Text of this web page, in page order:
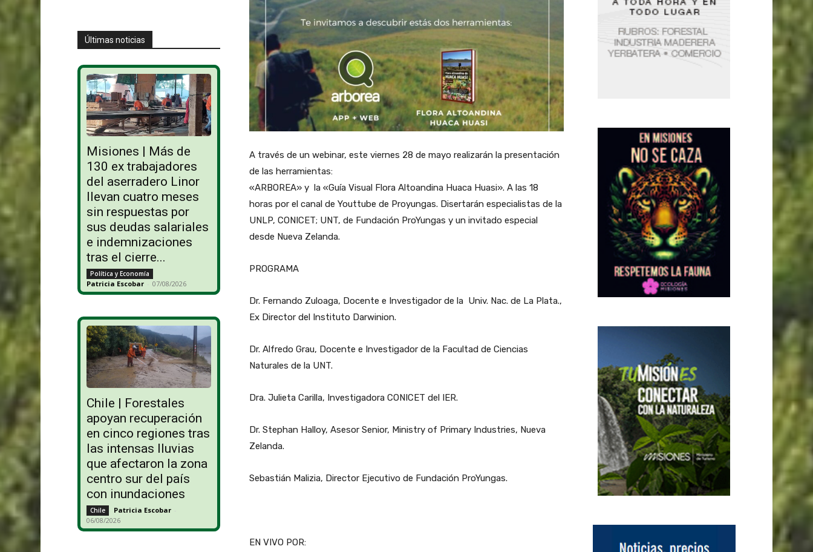
Últimas noticias
Misiones | Más de
130 ex trabajadores
del aserradero Linor
llevan cuatro meses
sin respuestas por
sus deudas salariales
e indemnizaciones
tras el cierre...
Política y Economía
Patricia Escobar - 07/08/2026
Chile | Forestales
apoyan recuperación
en cinco regiones tras
las intensas lluvias
que afectaron la zona
centro sur del país
con inundaciones
Chile Patricia Escobar -
06/08/2026
A través de un webinar, este viernes 28 de mayo realizarán la presentación
de las herramientas:
«ARBOREA» y la «Guía Visual Flora Altoandina Huaca Huasi». A las 18
horas por el canal de Youttube de Proyungas. Disertarán especialistas de la
UNLP, CONICET; UNT, de Fundación ProYungas y un invitado especial
desde Nueva Zelanda.
PROGRAMA
Dr. Fernando Zuloaga, Docente e Investigador de la Univ. Nac. de La Plata.,
Ex Director del Instituto Darwinion.
Dr. Alfredo Grau, Docente e Investigador de la Facultad de Ciencias
Naturales de la UNT.
Dra. Julieta Carilla, Investigadora CONICET del IER.
Dr. Stephan Halloy, Asesor Senior, Ministry of Primary Industries, Nueva
Zelanda.
Sebastián Malizia, Director Ejecutivo de Fundación ProYungas.
EN VIVO POR: